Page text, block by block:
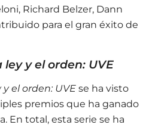
Richard Belzer, Dann
para el gran éxito de
ley y el orden: UVE
y el orden: UVE se ha visto
premios que ha ganado
En total, esta serie se ha